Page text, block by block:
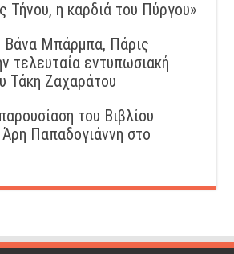
Τήνου, η καρδιά του Πύργου»
Βάνα Μπάρμπα, Πάρις
τελευταία εντυπωσιακή
Τάκη Ζαχαράτου
του Βιβλίου
Άρη Παπαδογιάννη στο